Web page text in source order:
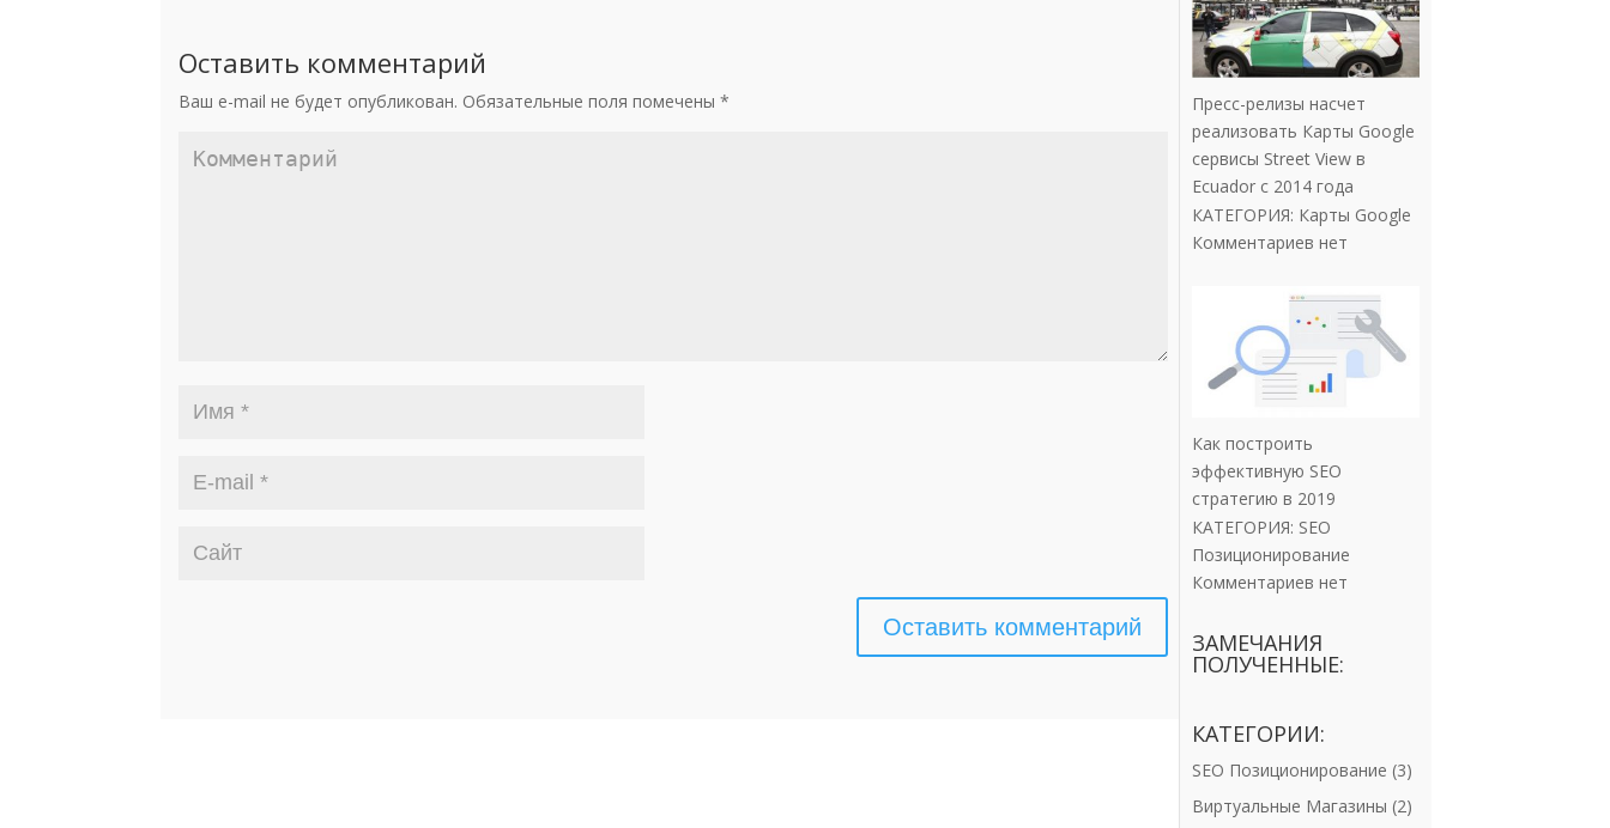
Оставить комментарий
Ваш e-mail не будет опубликован. Обязательные поля помечены*
Пресс-релизы насчет
реализовать Карты Google
сервисы Street View в
Ecuador с 2014 года
КАТЕГОРИЯ: Карты Google
Комментариев нет
Как построить
эффективную SEO
стратегию в 2019
КАТЕГОРИЯ: SEO
Позиционирование
Комментариев нет
ЗАМЕЧАНИЯ
ПОЛУЧЕННЫЕ:
КАТЕГОРИИ:
SEO Позиционирование (3)
Виртуальные Магазины (2)